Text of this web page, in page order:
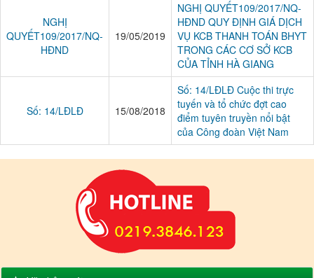
NGHỊ
QUYẾT109/2017/NQ-
HĐND
19/05/2019
NGHỊ QUYẾT109/2017/NQ-
HĐND QUY ĐỊNH GIÁ DỊCH
VỤ KCB THANH TOÁN BHYT
TRONG CÁC CƠ SỞ KCB
CỦA TỈNH HÀ GIANG
Số: 14/LĐLĐ 15/08/2018
Số: 14/LĐLĐ Cuộc thi trực
tuyến và tổ chức đợt cao
điểm tuyên truyền nổi bật
của Công đoàn Việt Nam